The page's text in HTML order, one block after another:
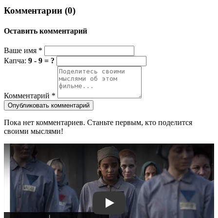
Комментарии (0)
Оставить комментарий
Ваше имя *
Капча: 9 - 9 = ?
Комментарий *
Опубликовать комментарий
Пока нет комментариев. Станьте первым, кто поделится
своими мыслями!
Смотреть трейлер